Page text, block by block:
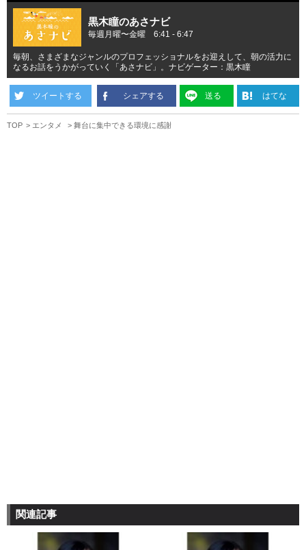
黒木瞳のあさナビ
毎週月曜〜金曜 6:41 - 6:47
毎朝、さまざまなジャンルのプロフェッショナルをお迎えして、朝の活力に
なるお話をうかがっていく「あさナビ」。ナビゲーター：黒木瞳
ツイートする シェアする 送る はてな
TOP エンタメ 舞台に集中できる環境に感謝
関連記事